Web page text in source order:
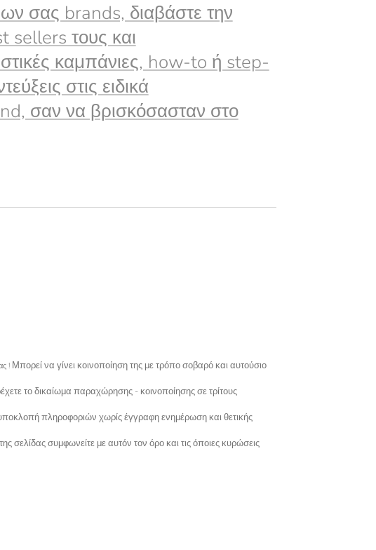
σας brands, διαβάστε την
sellers τους και
καμπάνιες, how-to ή step-
στις ειδικά
σαν να βρισκόσασταν στο
! Μπορεί να γίνει κοινοποίηση της με τρόπο σοβαρό και αυτούσιο
το δικαίωμα παραχώρησης - κοινοποίησης σε τρίτους
πληροφοριών χωρίς έγγραφη ενημέρωση και θετικής
σελίδας συμφωνείτε με αυτόν τον όρο και τις όποιες κυρώσεις